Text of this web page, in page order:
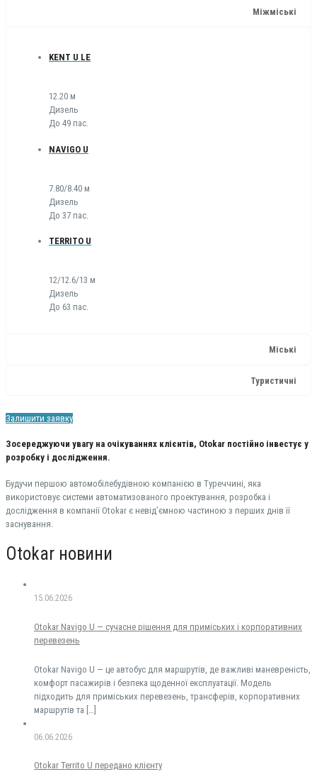
Міжміські
KENT U LE
12.20 м
Дизель
До 49 пас.
NAVIGO U
7.80/8.40 м
Дизель
До 37 пас.
TERRITO U
12/12.6/13 м
Дизель
До 63 пас.
Міські
Туристичні
Залишити заявку
Зосереджуючи увагу на очікуваннях клієнтів, Otokar постійно інвестує у
розробку і дослідження.
Будучи першою автомобілебудівною компанією в Туреччині, яка
використовує системи автоматизованого проектування, розробка і
дослідження в компанії Otokar є невід’ємною частиною з перших днів її
заснування.
Otokar новини
15.06.2026
Otokar Navigo U — сучасне рішення для приміських і корпоративних
перевезень
Otokar Navigo U — це автобус для маршрутів, де важливі маневреність,
комфорт пасажирів і безпека щоденної експлуатації. Модель
підходить для приміських перевезень, трансферів, корпоративних
маршрутів та […]
06.06.2026
Otokar Territo U передано клієнту